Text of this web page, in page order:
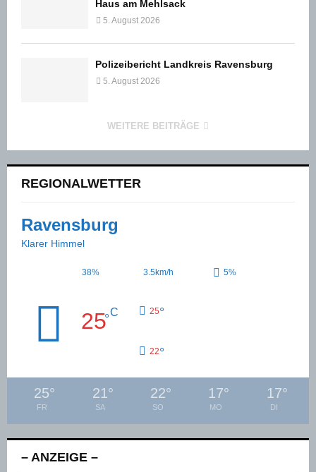
Haus am Mehlsack
5. August 2026
Polizeibericht Landkreis Ravensburg
5. August 2026
WEITERE BEITRÄGE
REGIONALWETTER
Ravensburg
Klarer Himmel
38% 3.5km/h 5%
25°C 25°
22°
25°
FR
21°
SA
22°
SO
17°
MO
17°
DI
– ANZEIGE –